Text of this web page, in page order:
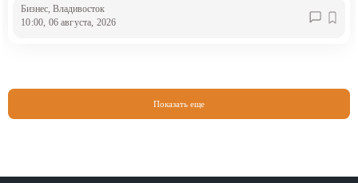
Бизнес, Владивосток
10:00, 06 августа, 2026
Показать еще